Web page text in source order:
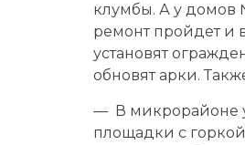
клумбы. А у домов
ремонт пройдет и
установят
обновят арки.
— В микрорайоне
площадки с